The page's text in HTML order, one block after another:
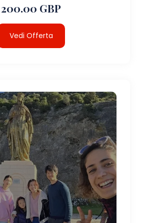
200.00 GBP
Vedi Offerta